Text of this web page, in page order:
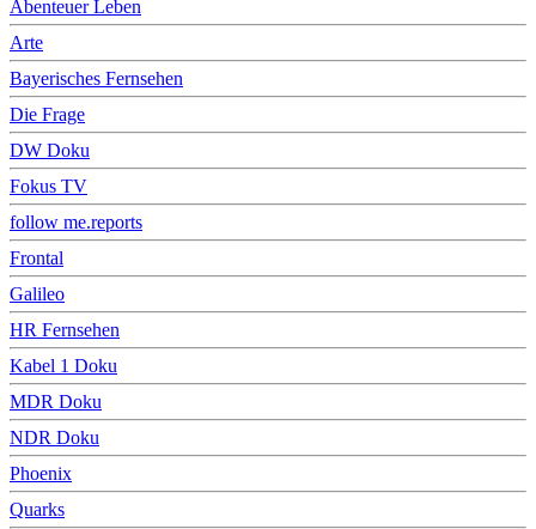
Abenteuer Leben
Arte
Bayerisches Fernsehen
Die Frage
DW Doku
Fokus TV
follow me.reports
Frontal
Galileo
HR Fernsehen
Kabel 1 Doku
MDR Doku
NDR Doku
Phoenix
Quarks